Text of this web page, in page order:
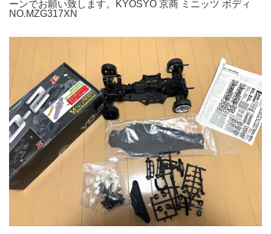
ーンでお願い致します。KYOSYO 京商 ミニッツ ボディ
NO.MZG317XN